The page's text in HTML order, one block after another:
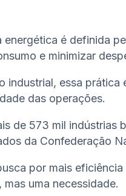
energética é definida
e minimizar
industrial, essa prática
das operações.
de 573 mil indústrias
da Confederação
por mais
mas uma necessidade.